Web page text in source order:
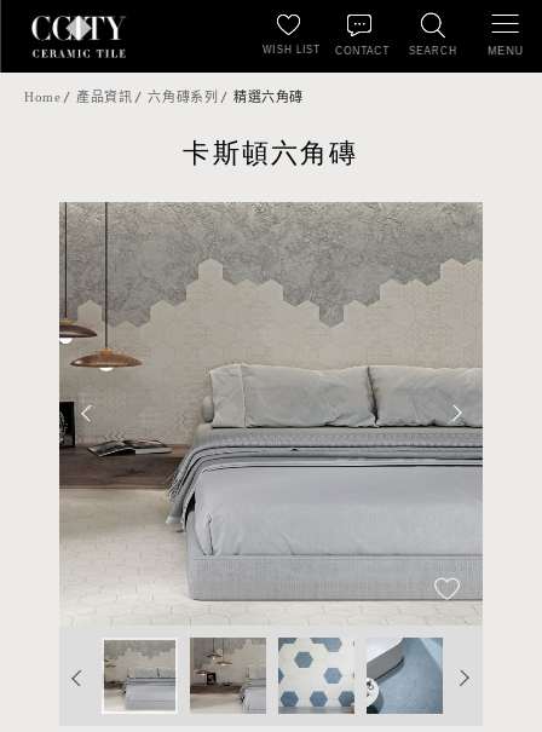
SEARCH
WISH LIST CONTACT MENU
Home 產品資訊 六角磚系列 精選六角磚
卡斯頓六角磚